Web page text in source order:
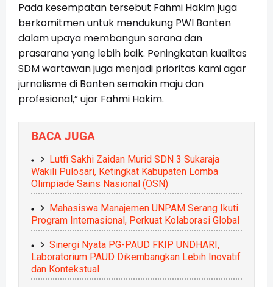
Pada kesempatan tersebut Fahmi Hakim juga
berkomitmen untuk mendukung PWI Banten
dalam upaya membangun sarana dan
prasarana yang lebih baik. Peningkatan kualitas
SDM wartawan juga menjadi prioritas kami agar
jurnalisme di Banten semakin maju dan
profesional,” ujar Fahmi Hakim.
BACA JUGA
Lutfi Sakhi Zaidan Murid SDN 3 Sukaraja
Wakili Pulosari, Ketingkat Kabupaten Lomba
Olimpiade Sains Nasional (OSN)
Mahasiswa Manajemen UNPAM Serang Ikuti
Program Internasional, Perkuat Kolaborasi Global
Sinergi Nyata PG-PAUD FKIP UNDHARI,
Laboratorium PAUD Dikembangkan Lebih Inovatif
dan Kontekstual